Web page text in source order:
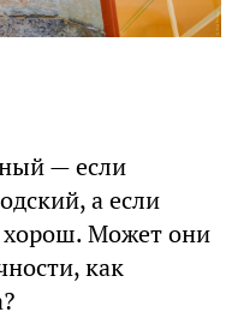
— если
а если
хорош. Может они
как